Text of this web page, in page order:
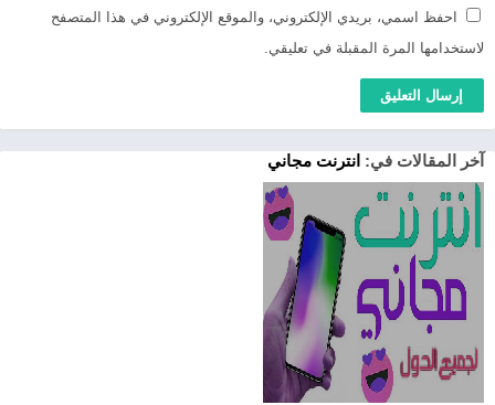
احفظ اسمي، بريدي الإلكتروني، والموقع الإلكتروني في هذا المتصفح
لاستخدامها المرة المقبلة في تعليقي.
آخر المقالات في: انترنت مجاني